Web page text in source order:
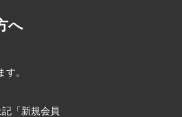
へ
。
「新規会員